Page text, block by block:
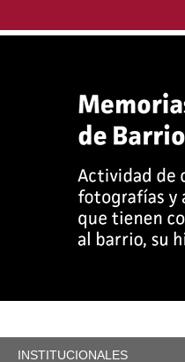
INSTITUCIONALES